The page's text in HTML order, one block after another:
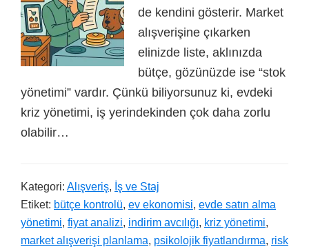
de kendini gösterir. Market
alışverişine çıkarken
elinizde liste, aklınızda
bütçe, gözünüzde ise “stok
yönetimi” vardır. Çünkü biliyorsunuz ki, evdeki
kriz yönetimi, iş yerindekinden çok daha zorlu
olabilir…
Kategori: Alışveriş, İş ve Staj
Etiket: bütçe kontrolü, ev ekonomisi, evde satın alma
yönetimi, fiyat analizi, indirim avcılığı, kriz yönetimi,
market alışverişi planlama, psikolojik fiyatlandırma, risk